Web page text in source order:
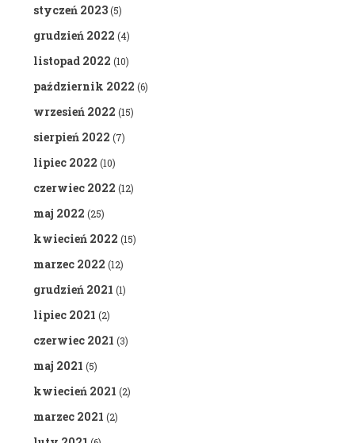
styczeń 2023(5)
grudzień 2022 (4)
listopad 2022 (10)
październik 2022 (6)
wrzesień 2022 (15)
sierpień 2022 (7)
lipiec 2022 (10)
czerwiec 2022 (12)
maj 2022 (25)
kwiecień 2022 (15)
marzec 2022 (12)
grudzień 2021 (1)
lipiec 2021 (2)
czerwiec 2021 (3)
maj 2021 (5)
kwiecień 2021 (2)
marzec 2021 (2)